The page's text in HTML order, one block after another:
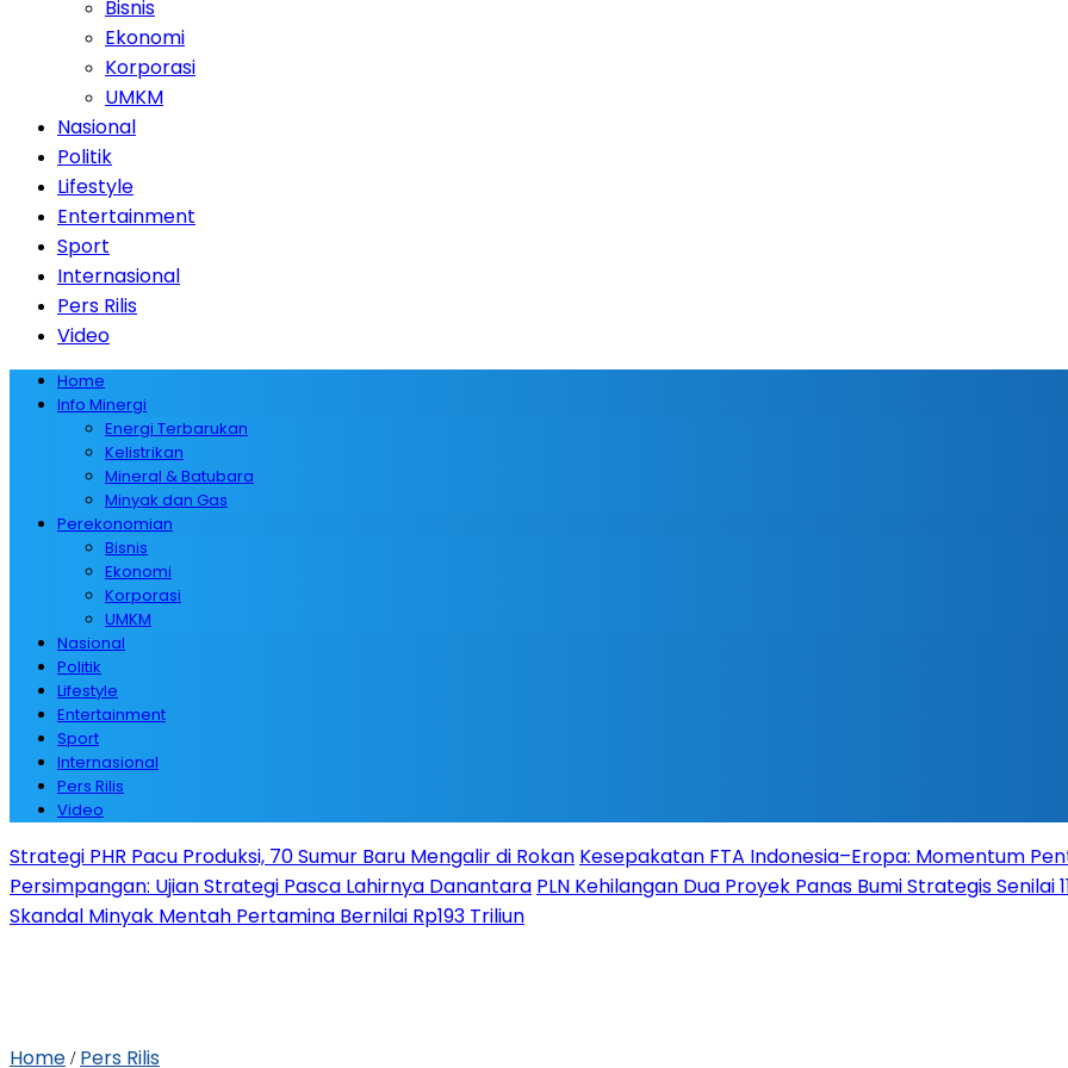
Bisnis
Ekonomi
Korporasi
UMKM
Nasional
Politik
Lifestyle
Entertainment
Sport
Internasional
Pers Rilis
Video
Home
Info Minergi
Energi Terbarukan
Kelistrikan
Mineral & Batubara
Minyak dan Gas
Perekonomian
Bisnis
Ekonomi
Korporasi
UMKM
Nasional
Politik
Lifestyle
Entertainment
Sport
Internasional
Pers Rilis
Video
Strategi PHR Pacu Produksi, 70 Sumur Baru Mengalir di Rokan Kesepakatan FTA Indonesia–Eropa: Momentum
Persimpangan: Ujian Strategi Pasca Lahirnya Danantara PLN Kehilangan Dua Proyek Panas Bumi Strategis Senilai
Skandal Minyak Mentah Pertamina Bernilai Rp193 Triliun
Home / Pers Rilis